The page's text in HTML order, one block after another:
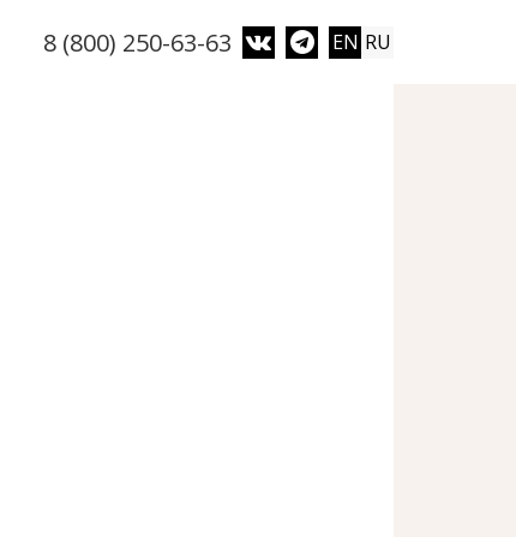
8 (800) 250-63-63 EN RU